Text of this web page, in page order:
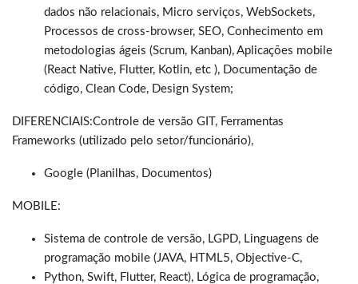
dados não relacionais, Micro serviços, WebSockets,
Processos de cross-browser, SEO, Conhecimento em
metodologias ágeis (Scrum, Kanban), Aplicações mobile
(React Native, Flutter, Kotlin, etc ), Documentação de
código, Clean Code, Design System;
DIFERENCIAIS:Controle de versão GIT, Ferramentas
Frameworks (utilizado pelo setor/funcionário),
Google (Planilhas, Documentos)
MOBILE:
Sistema de controle de versão, LGPD, Linguagens de
programação mobile (JAVA, HTML5, Objective-C,
Python, Swift, Flutter, React), Lógica de programação,